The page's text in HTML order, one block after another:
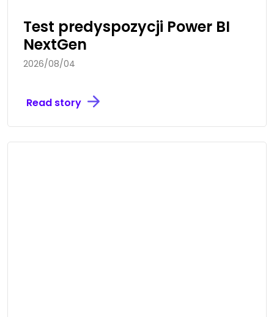
Test predyspozycji Power BI
NextGen
2026/08/04
Read story